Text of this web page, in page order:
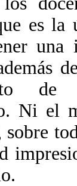
es
una
de
Ni el